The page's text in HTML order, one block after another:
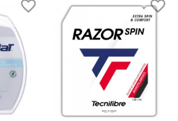
 